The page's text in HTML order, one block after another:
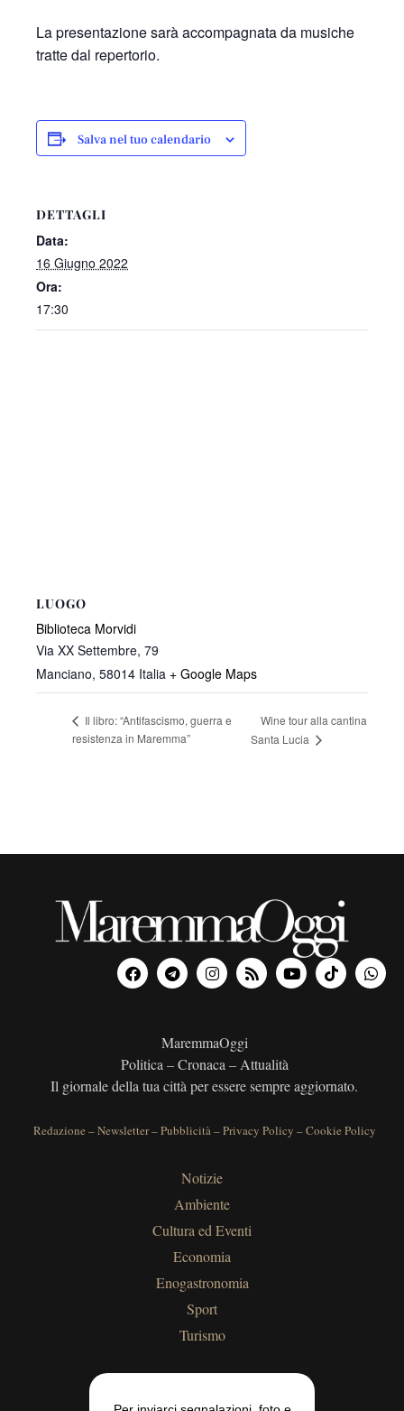
La presentazione sarà accompagnata da musiche
tratte dal repertorio.
Salva nel tuo calendario
DETTAGLI
Data:
16 Giugno 2022
Ora:
17:30
LUOGO
Biblioteca Morvidi
Via XX Settembre, 79
Manciano, 58014 Italia + Google Maps
Il libro: “Antifascismo, guerra e
resistenza in Maremma”
Wine tour alla cantina
Santa Lucia
MaremmaOggi
Politica – Cronaca – Attualità
Il giornale della tua città per essere sempre aggiornato.
Redazione –Newsletter–Pubblicità–Privacy Policy –Cookie Policy
Notizie
Ambiente
Cultura ed Eventi
Economia
Enogastronomia
Sport
Turismo